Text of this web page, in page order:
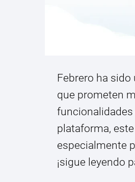
Febrero ha
que prometen
funcionalidades
plataforma,
especialmente
¡sigue leyendo